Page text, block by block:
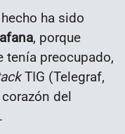
ha sido
, porque
tenía preocupado,
TIG (Telegraf,
del